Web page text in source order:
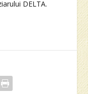
DELTA.